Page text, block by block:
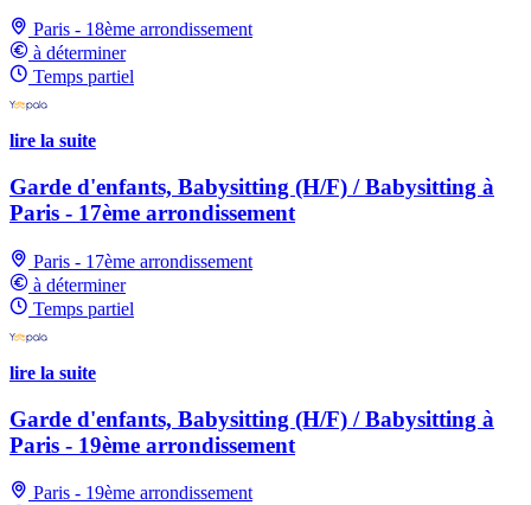
Paris - 18ème arrondissement
à déterminer
Temps partiel
lire la suite
Garde d'enfants, Babysitting (H/F) / Babysitting à
Paris - 17ème arrondissement
Paris - 17ème arrondissement
à déterminer
Temps partiel
lire la suite
Garde d'enfants, Babysitting (H/F) / Babysitting à
Paris - 19ème arrondissement
Paris - 19ème arrondissement